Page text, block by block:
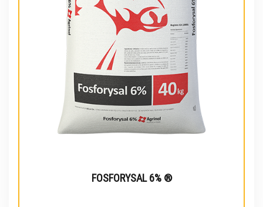
FOSFORYSAL 6% ®